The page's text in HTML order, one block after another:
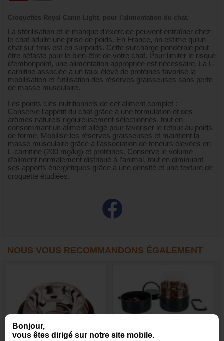
Bonjour,
vous êtes dirigé sur notre site mobile.
Croquettes Royal Canin Light. pour l’alimentation du chat.
La stérilisation et le manque d’exercice peuvent entraîner chez
le chat adulte une prise de poids. En France, on estime qu’un
chat sur trois est en surpoids. Cette surcharge pondérale peut
être néfaste pour le bien-être de votre chat. Pour limiter le risque
d’embonpoint, une alimentation appropriée est nécessaire. La L-
carnitine associée à un taux élevé de protéines favorise la
mobilisation et l’utilisation des réserves graisseuses sans perte
de masse musculaire.
Les points clés nutritionnels de cet aliment complet :
Conserve l’appétit du chat grâce à une formulation et des
arômes naturels rigoureusement sélectionnés, tout en
consommant un aliment allégé pour favoriser le retour au poids
de forme. Mobilise les réserves graisseuses et maintient la
masse musculaire grâce à l’association de teneurs élevées en
L-carnitine (200 mg/kg) et protéines. Conserve le volume
d’aliment normalement distribué à l’animal, tout en diminuant
ses apports énergétiques grâce à une densité et une texture de
croquette étudiées.
NOUS VOUS RECOMMANDONS ÉGALEMENT